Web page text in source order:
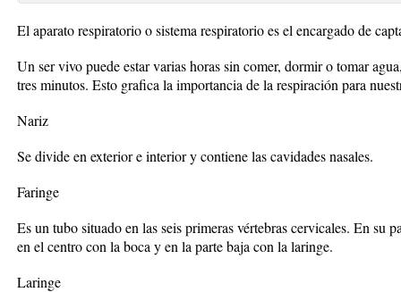
El aparato respiratorio o sistema respiratorio es el encargado de
Un ser vivo puede estar varias horas sin comer, dormir o tomar
tres minutos. Esto grafica la importancia de la respiración para
Nariz
Se divide en exterior e interior y contiene las cavidades nasales.
Faringe
Es un tubo situado en las seis primeras vértebras cervicales. En su
en el centro con la boca y en la parte baja con la laringe.
Laringe